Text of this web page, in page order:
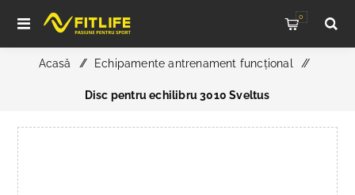
0
Acasă / Echipamente antrenament funcțional /
Disc pentru echilibru 3010 Sveltus